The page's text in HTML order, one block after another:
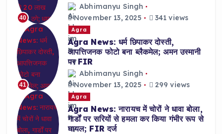
40
Abhimanyu Singh
November 13, 2025
341 views
41
Agra
Agra News: धर्म छिपाकर दोस्ती,
आपत्तिजनक फोटो बना ब्लैकमेल; अमन उस्मानी
पर FIR
Abhimanyu Singh
November 13, 2025
299 views
Agra
Agra News: नारायच में चोरों ने धावा बोला,
गार्डों पर सरियों से हमला कर किया गंभीर रूप से
घायल; FIR दर्ज